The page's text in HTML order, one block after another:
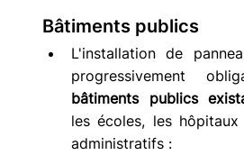
Bâtiments publics
L'installation de
progressivement
bâtiments publics
les écoles, les
administratifs :